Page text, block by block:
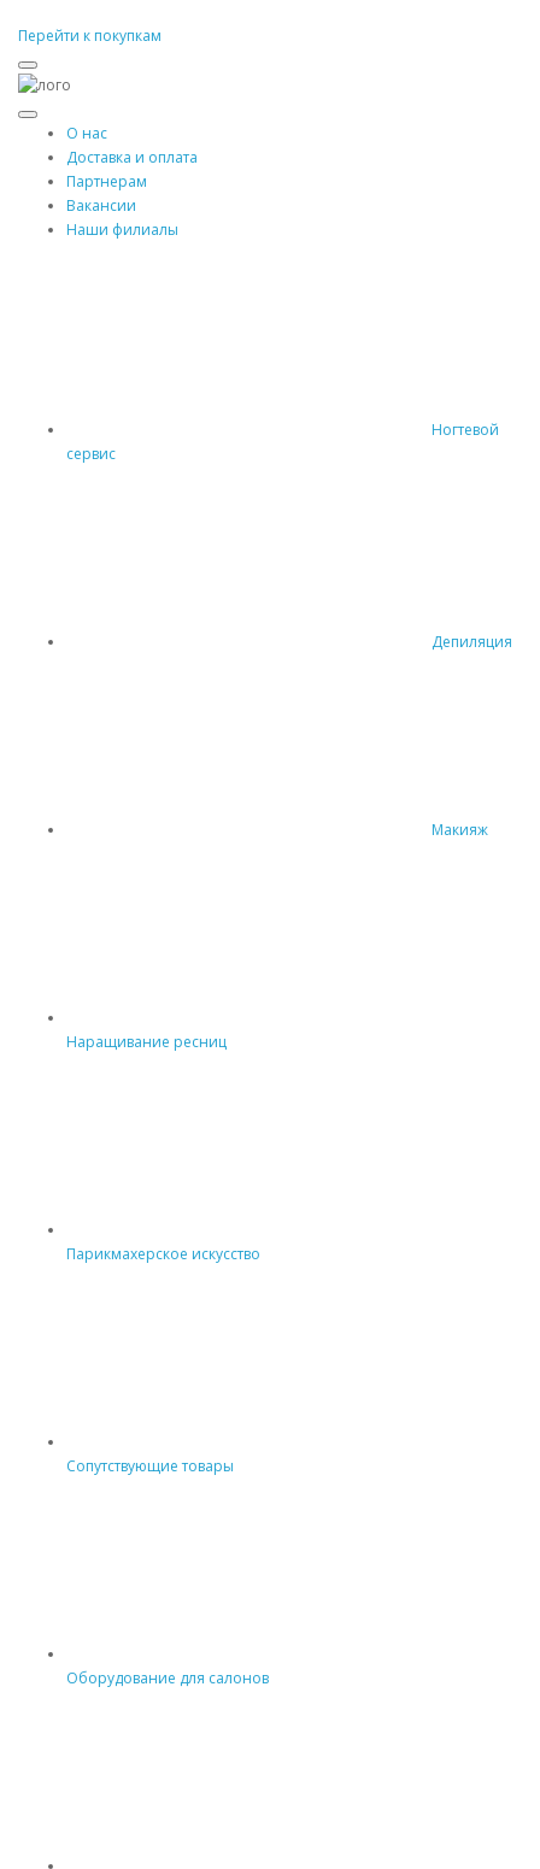
Перейти к покупкам
О нас
Доставка и оплата
Партнерам
Вакансии
Наши филиалы
Ногтевой
сервис
Депиляция
Макияж
Наращивание ресниц
Парикмахерское искусство
Сопутствующие товары
Оборудование для салонов